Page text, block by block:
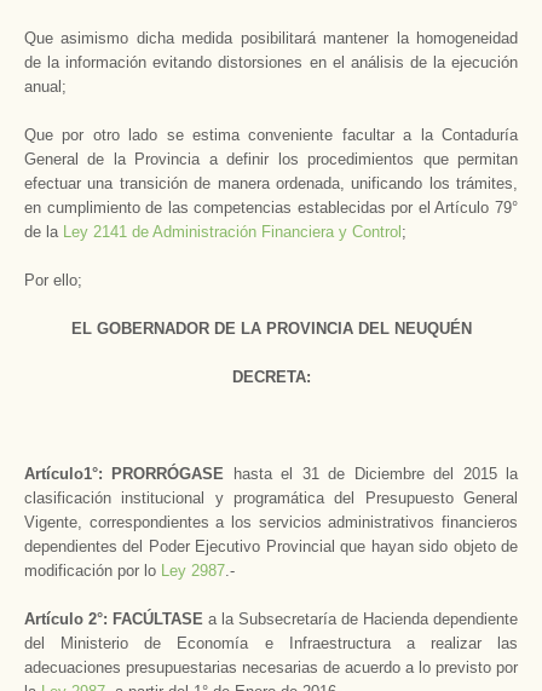
Que asimismo dicha medida posibilitará mantener la homogeneidad
de la información evitando distorsiones en el análisis de la ejecución
anual;
Que por otro lado se estima conveniente facultar a la Contaduría
General de la Provincia a definir los procedimientos que permitan
efectuar una transición de manera ordenada, unificando los trámites,
en cumplimiento de las competencias establecidas por el Artículo 79°
de la Ley 2141 de Administración Financiera y Control ;
Por ello;
EL GOBERNADOR DE LA PROVINCIA DEL NEUQUÉN
DECRETA:
Artículo1°: PRORRÓGASE hasta el 31 de Diciembre del 2015 la
clasificación institucional y programática del Presupuesto General
Vigente, correspondientes a los servicios administrativos financieros
dependientes del Poder Ejecutivo Provincial que hayan sido objeto de
modificación por lo Ley 2987.-
Artículo 2°: FACÚLTASE a la Subsecretaría de Hacienda dependiente
del Ministerio de Economía e Infraestructura a realizar las
adecuaciones presupuestarias necesarias de acuerdo a lo previsto por